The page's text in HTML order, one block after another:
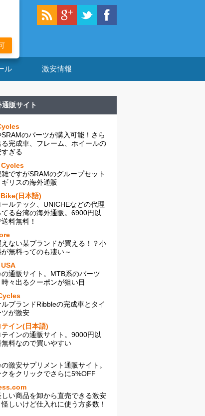
ル 激安情報
通販サイト
のパーツが購入可能！さら
る完成車、フレーム、ホイールの
ぎる
ですがSRAMのグループセット
リスの海外通販
日本語)
ールテック、UNICHEなどの代理
てる台湾の海外通販。6900円以
送料無料！
ない某ブランドが買える！？小
無料ってのも凄い～
の通販サイト。MTB系のパーツ
々出るクーポンが狙い目
ブランドRibbleの完成車とタイ
が激安
イン(日本語)
インの通販サイト。9000円以
無料なので買いやすい
激安サプリメント通販サイト。
クをクリックでさらに5%OFF
い商品を卸から直売できる激安
しいけど仕入れに使う方多数！